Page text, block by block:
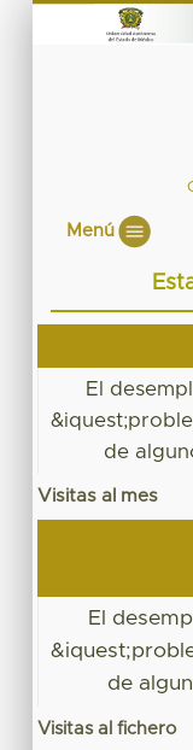
Menú
El
de
Visitas al mes
El
de
Visitas al fichero